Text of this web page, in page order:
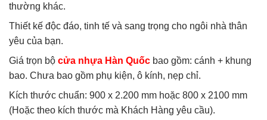
thường khác.
Thiết kế độc đáo, tinh tế và sang trọng cho ngôi nhà thân
yêu của bạn.
Giá trọn bộ cửa nhựa Hàn Quốc bao gồm: cánh + khung
bao. Chưa bao gồm phụ kiện, ô kính, nẹp chỉ.
Kích thước chuẩn: 900 x 2.200 mm hoặc 800 x 2100 mm
(Hoặc theo kích thước mà Khách Hàng yêu cầu).